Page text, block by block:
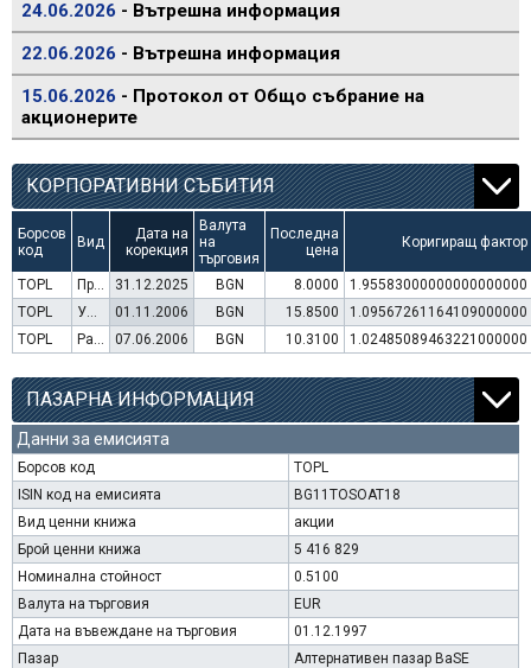
24.06.2026 - Вътрешна информация
22.06.2026 - Вътрешна информация
15.06.2026 - Протокол от Общо събрание на
акционерите
КОРПОРАТИВНИ СЪБИТИЯ
Борсов
код
Вид
Дата на
корекция
Валута
на
търговия
Последна
цена
Коригиращ фактор
TOPL Преминаване към търговия в Евро 31.12.2025 BGN 8.0000
1.95583000000000000000
TOPL
Увеличение на капитал (права) 01.11.2006 BGN 15.8500
1.09567261164109000000
TOPL
Раздаване на дивидент 07.06.2006 BGN 10.3100 1.02485089463221000000
ПАЗАРНА ИНФОРМАЦИЯ
Данни за емисията
Борсов код
TOPL
ISIN код на емисията
BG11TOSOAT18
Вид ценни книжа
акции
Брой ценни книжа
5 416 829
Номинална стойност
0.5100
Валута на търговия
EUR
Дата на въвеждане на търговия
01.12.1997
Пазар
Алтернативен пазар BaSE